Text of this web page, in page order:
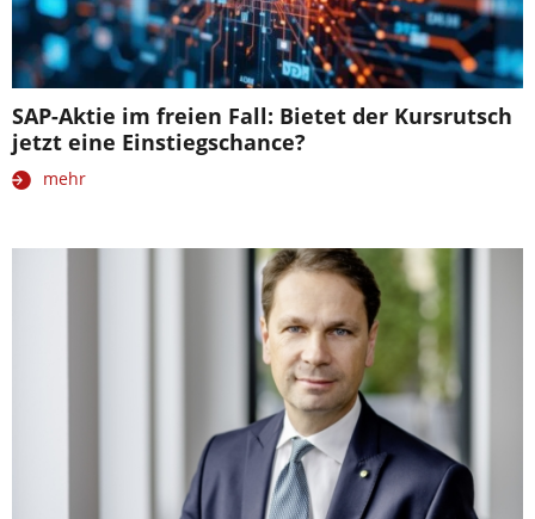
SAP-Aktie im freien Fall: Bietet der Kursrutsch
jetzt eine Einstiegschance?
mehr